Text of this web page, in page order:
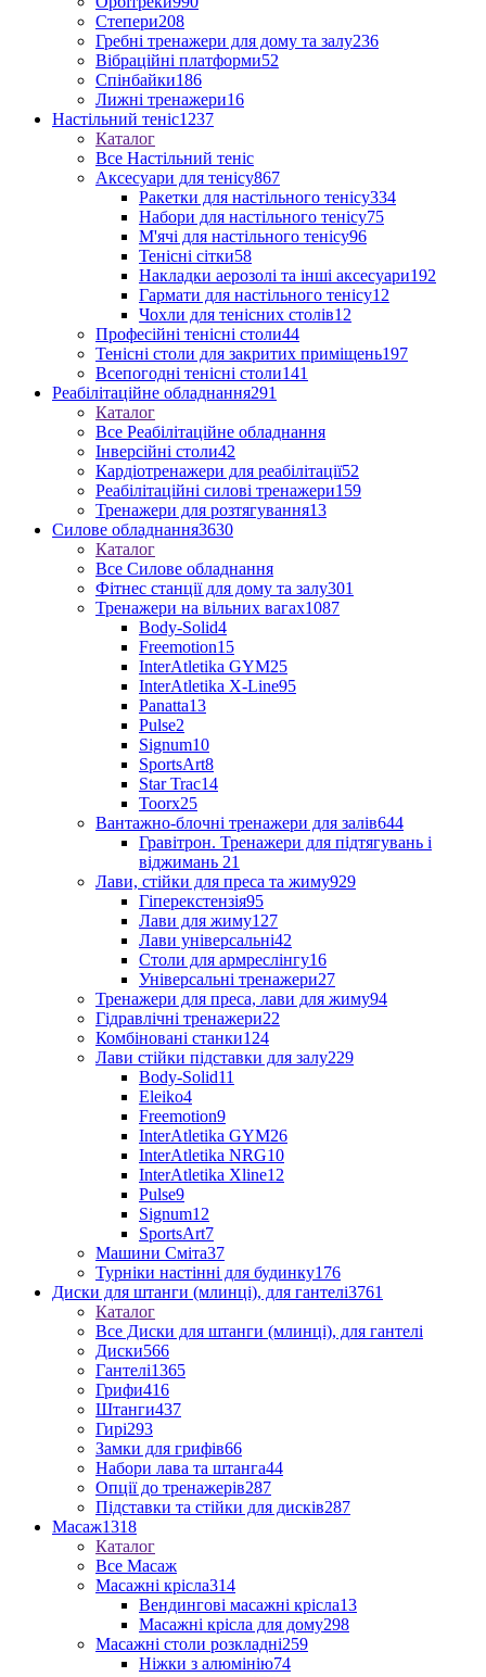
Степери208
Гребні тренажери для дому та залу236
Вібраційні платформи52
Спінбайки186
Лижні тренажери16
Настільний теніс1237
Каталог
Все Настільний теніс
Аксесуари для тенісу867
Ракетки для настільного тенісу334
Набори для настільного тенісу75
М'ячі для настільного тенісу96
Тенісні сітки58
Накладки аерозолі та інші аксесуари192
Гармати для настільного тенісу12
Чохли для тенісних столів12
Професійні тенісні столи44
Тенісні столи для закритих приміщень197
Всепогодні тенісні столи141
Реабілітаційне обладнання291
Каталог
Все Реабілітаційне обладнання
Інверсійні столи42
Кардіотренажери для реабілітації52
Реабілітаційні силові тренажери159
Тренажери для розтягування13
Силове обладнання3630
Каталог
Все Силове обладнання
Фітнес станції для дому та залу301
Тренажери на вільних вагах1087
Body-Solid4
Freemotion15
InterAtletika GYM25
InterAtletika X-Line95
Panatta13
Pulse2
Signum10
SportsArt8
Star Trac14
Toorx25
Вантажно-блочні тренажери для залів644
Гравітрон. Тренажери для підтягувань і
віджимань 21
Лави, стійки для преса та жиму929
Гіперекстензія95
Лави для жиму127
Лави універсальні42
Столи для армреслінгу16
Універсальні тренажери27
Тренажери для преса, лави для жиму94
Гідравлічні тренажери22
Комбіновані станки124
Лави стійки підставки для залу229
Body-Solid11
Eleiko4
Freemotion9
InterAtletika GYM26
InterAtletika NRG10
InterAtletika Xline12
Pulse9
Signum12
SportsArt7
Машини Сміта37
Турніки настінні для будинку176
Диски для штанги (млинці), для гантелі3761
Каталог
Все Диски для штанги (млинці), для гантелі
Диски566
Гантелі1365
Грифи416
Штанги437
Гирі293
Замки для грифів66
Набори лава та штанга44
Опції до тренажерів287
Підставки та стійки для дисків287
Масаж1318
Каталог
Все Масаж
Масажні крісла314
Вендингові масажні крісла13
Масажні крісла для дому298
Масажні столи розкладні259
Ніжки з алюмінію74